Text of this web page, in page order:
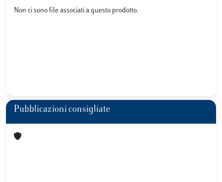
Non ci sono file associati a questo prodotto.
Pubblicazioni consigliate